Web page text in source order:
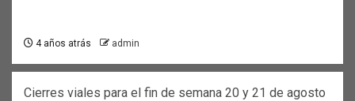
4 años atrás admin
Cierres viales para el fin de semana 20 y 21 de agosto